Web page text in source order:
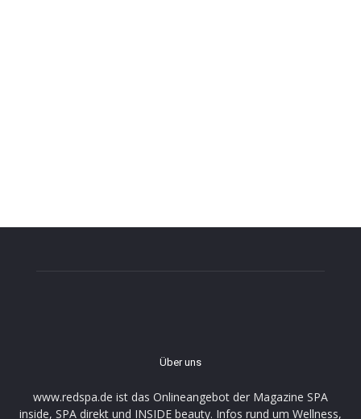
Über uns
www.redspa.de ist das Onlineangebot der Magazine SPA
inside, SPA direkt und INSIDE beauty. Infos rund um Wellness,